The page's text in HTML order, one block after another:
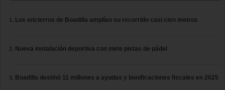
Los encierros de Boadilla amplían su recorrido casi cien metros
Nueva instalación deportiva con siete pistas de pádel
Boadilla destinó 11 millones a ayudas y bonificaciones fiscales en 2025